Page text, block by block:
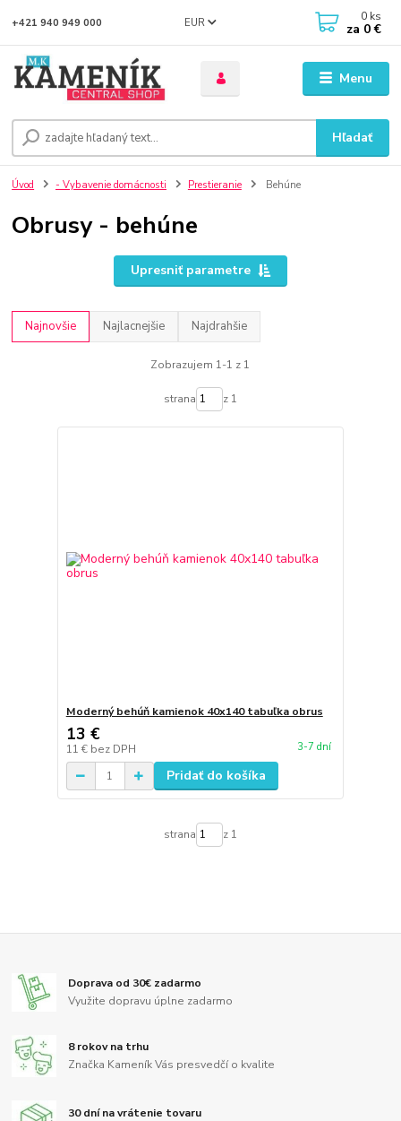
Menu
EUR
Hľadať
+421 940 949 000 0 ks
za 0 €
Úvod - Vybavenie domácnosti Prestieranie Behúne
Obrusy - behúne
Upresniť parametre
Najnovšie Najlacnejšie Najdrahšie
Zobrazujem 1-1 z 1
strana z 1
Moderný behúň kamienok 40x140 tabuľka obrus
13 €
11 € bez DPH 3-7 dní
Pridať do košíka
strana z 1
Doprava od 30€ zadarmo
Využite dopravu úplne zadarmo
8 rokov na trhu
Značka Kameník Vás presvedčí o kvalite
30 dní na vrátenie tovaru